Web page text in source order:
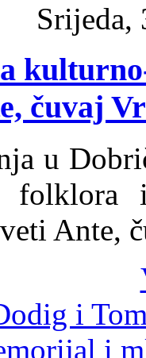
Srijeda,
čuvaj
u
i
Ante,